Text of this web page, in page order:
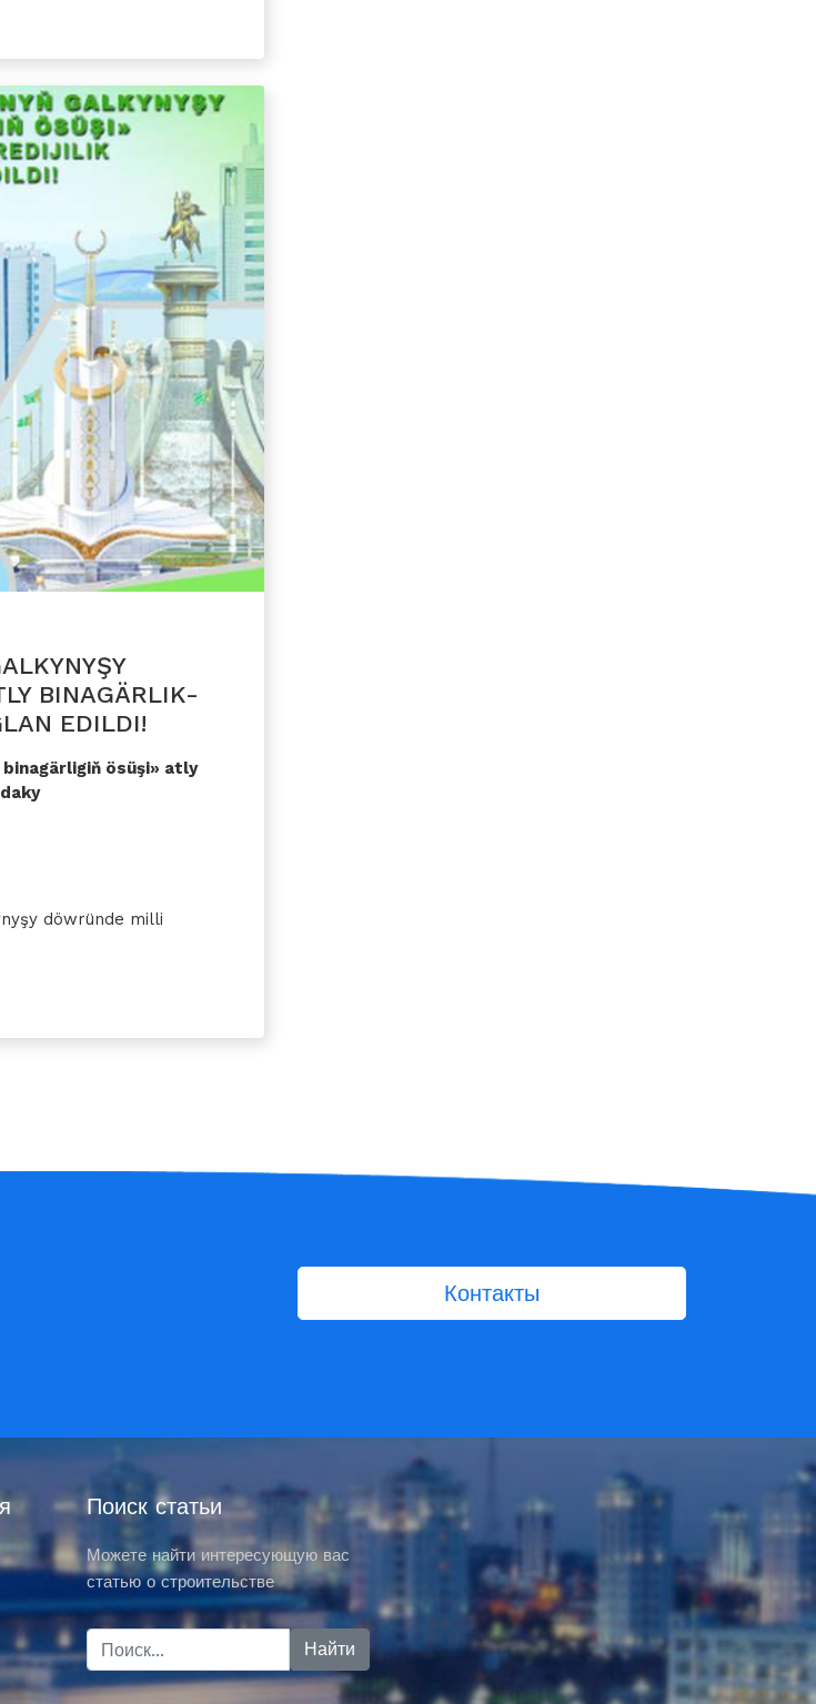
BINAGÄRLIK-
EDILDI!
ösüşi» atly
döwründe milli
Контакты
Поиск статьи
Можете найти интересующую вас
статью о строительстве